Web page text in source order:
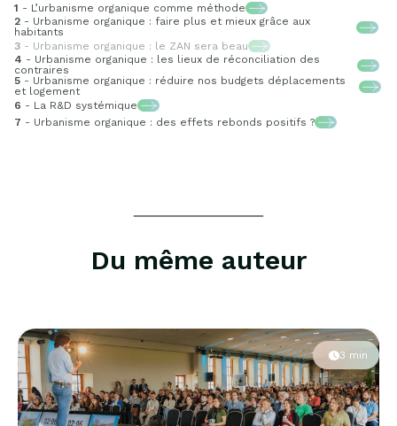
1 - L’urbanisme organique comme méthode
2 - Urbanisme organique : faire plus et mieux grâce aux
habitants
3 - Urbanisme organique : le ZAN sera beau
4 - Urbanisme organique : les lieux de réconciliation des
contraires
5 - Urbanisme organique : réduire nos budgets déplacements
et logement
6 - La R&D systémique
7 - Urbanisme organique : des effets rebonds positifs ?
Du même auteur
3 min